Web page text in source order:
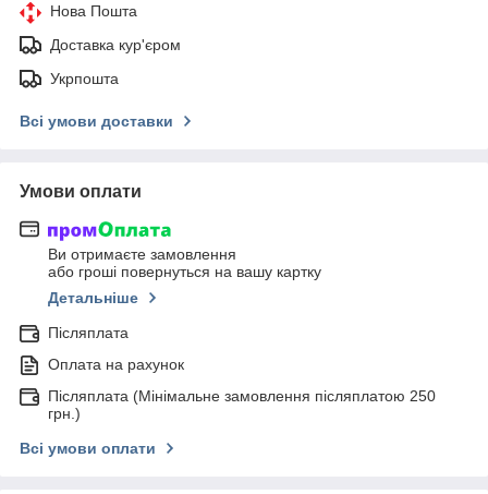
Нова Пошта
Доставка кур'єром
Укрпошта
Всі умови доставки
Умови оплати
Ви отримаєте замовлення
або гроші повернуться на вашу картку
Детальніше
Післяплата
Оплата на рахунок
Післяплата (Мінімальне замовлення післяплатою 250
грн.)
Всі умови оплати